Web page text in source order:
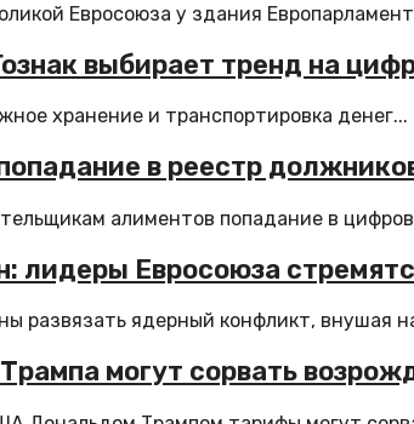
Евросоюза у здания
выбирает тренд на
хранение и транспортировка денег...
в реестр
алиментов попадание в
лидеры Евросоюза
развязать ядерный конфликт, внушая
могут сорвать